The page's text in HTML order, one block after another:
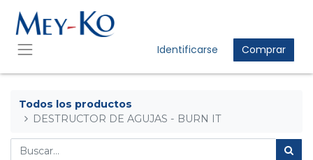
Identificarse Comprar
Todos los productos
DESTRUCTOR DE AGUJAS - BURN IT